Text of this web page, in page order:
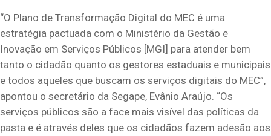
“O Plano de Transformação Digital do MEC é uma
estratégia pactuada com o Ministério da Gestão e
Inovação em Serviços Públicos [MGI] para atender bem
tanto o cidadão quanto os gestores estaduais e municipais
e todos aqueles que buscam os serviços digitais do MEC”,
apontou o secretário da Segape, Evânio Araújo. “Os
serviços públicos são a face mais visível das políticas da
pasta e é através deles que os cidadãos fazem adesão aos